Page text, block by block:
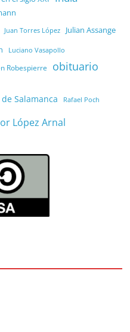
Juan Torres López Julian Assange
Luciano Vasapollo
Robespierre
obituario
Salamanca Rafael Poch
López Arnal